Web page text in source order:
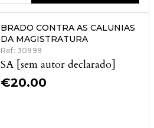
BRADO CONTRA AS CALUNIAS
DA MAGISTRATURA
Ref: 30999
SA [sem autor declarado]
€20.00